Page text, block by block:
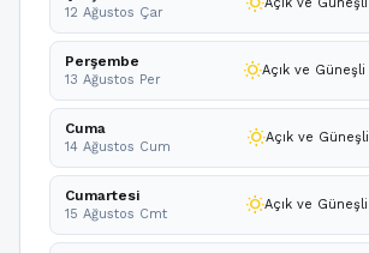
12 Ağustos Çar
Perşembe
13 Ağustos Per wb_sunnyAçık ve Güneşli
Cuma
14 Ağustos Cum wb_sunnyAçık ve Güneşli
Cumartesi
15 Ağustos Cmt wb_sunnyAçık ve Güneşli